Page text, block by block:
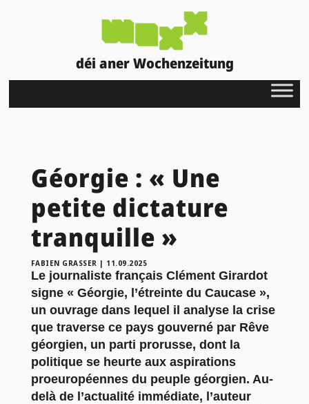
déi aner Wochenzeitung
Géorgie : « Une
petite dictature
tranquille »
FABIEN GRASSER | 11.09.2025
Le journaliste français Clément Girardot
signe « Géorgie, l’étreinte du Caucase »,
un ouvrage dans lequel il analyse la crise
que traverse ce pays gouverné par Rêve
géorgien, un parti prorusse, dont la
politique se heurte aux aspirations
proeuropéennes du peuple géorgien. Au-
delà de l’actualité immédiate, l’auteur